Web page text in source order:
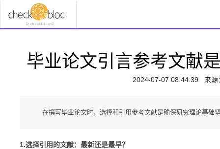
毕业论文引言参考文献
2024-07-07 08:44:39 来源
在撰写毕业论文时，选择和引用参考文献是确保研究理论基础
1.选择引用的文献：最新还是最早？